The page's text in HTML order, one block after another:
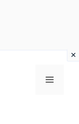
MENU